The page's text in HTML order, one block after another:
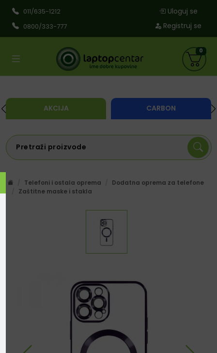
011/635-1212
0800/333-777
Uloguj se
Registruj se
AKCIJA CARBON
0
Telefoni i ostala oprema
Dodatna oprema za telefone
Zaštitne maske i stakla